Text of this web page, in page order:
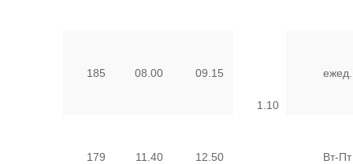
1.10
185 08.00 09.15 ежед.
179 11.40 12.50 Вт-Пт